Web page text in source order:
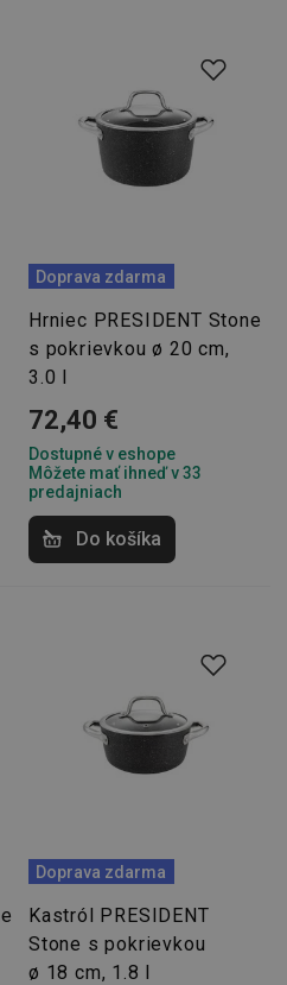
Doprava zdarma
Hrniec PRESIDENT Stone
s pokrievkou ø 20 cm,
3.0 l
72,40 €
Dostupné v eshope
Môžete mať ihneď v 33
predajniach
Do košíka
Doprava zdarma
Kastról PRESIDENT
Stone s pokrievkou
ø 18 cm, 1.8 l
cookies
cookies
Funkčné súbory
cookie umožňujú
Doména
platnosti
.doubleclick.net
4 mesiace
.tescoma.sk
.tescoma.cz